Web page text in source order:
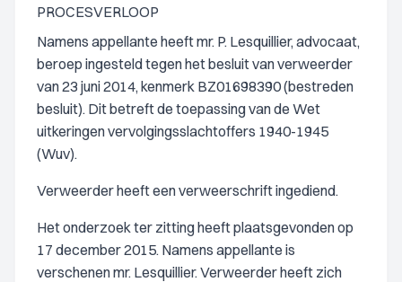
PROCESVERLOOP
Namens appellante heeft mr. P. Lesquillier, advocaat,
beroep ingesteld tegen het besluit van verweerder
van 23 juni 2014, kenmerk BZ01698390 (bestreden
besluit). Dit betreft de toepassing van de Wet
uitkeringen vervolgingsslachtoffers 1940-1945
(Wuv).
Verweerder heeft een verweerschrift ingediend.
Het onderzoek ter zitting heeft plaatsgevonden op
17 december 2015. Namens appellante is
verschenen mr. Lesquillier. Verweerder heeft zich